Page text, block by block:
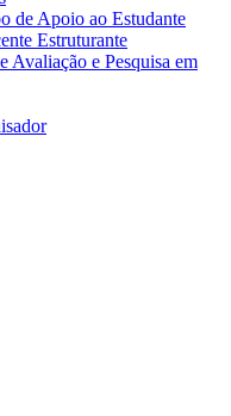
de Apoio ao Estudante
Estruturante
Avaliação e Pesquisa em